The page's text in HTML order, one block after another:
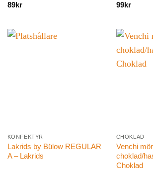
89kr
99kr
KONFEKTYR
Lakrids by Bülow REGULAR
A – Lakrids
CHOKLAD
Venchi
choklad/
Choklad